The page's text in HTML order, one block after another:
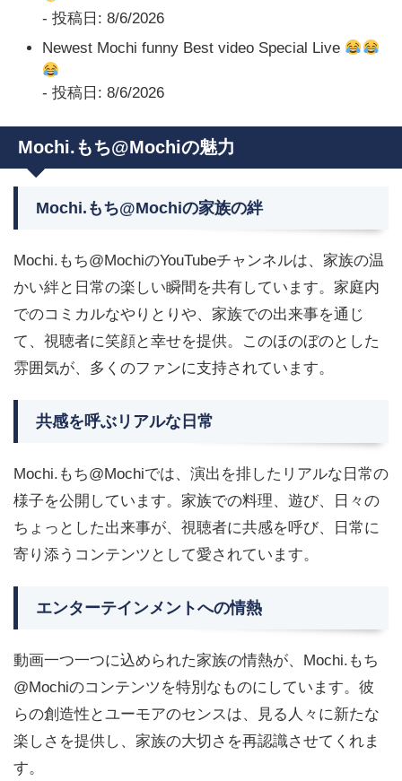
- 投稿日: 8/6/2026
Newest Mochi funny Best video Special Live
- 投稿日: 8/6/2026
Mochi.もち@Mochiの魅力
Mochi.もち@Mochiの家族の絆
Mochi.もち@MochiのYouTubeチャンネルは、家族の温
かい絆と日常の楽しい瞬間を共有しています。家庭内
でのコミカルなやりとりや、家族での出来事を通じ
て、視聴者に笑顔と幸せを提供。このほのぼのとした
雰囲気が、多くのファンに支持されています。
共感を呼ぶリアルな日常
Mochi.もち@Mochiでは、演出を排したリアルな日常の
様子を公開しています。家族での料理、遊び、日々の
ちょっとした出来事が、視聴者に共感を呼び、日常に
寄り添うコンテンツとして愛されています。
エンターテインメントへの情熱
動画一つ一つに込められた家族の情熱が、Mochi.もち
@Mochiのコンテンツを特別なものにしています。彼
らの創造性とユーモアのセンスは、見る人々に新たな
楽しさを提供し、家族の大切さを再認識させてくれま
す。